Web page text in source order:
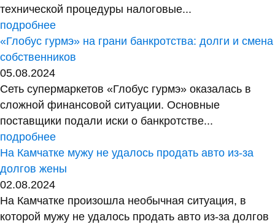
технической процедуры налоговые...
подробнее
«Глобус гурмэ» на грани банкротства: долги и смена
собственников
05.08.2024
Сеть супермаркетов «Глобус гурмэ» оказалась в
сложной финансовой ситуации. Основные
поставщики подали иски о банкротстве...
подробнее
На Камчатке мужу не удалось продать авто из-за
долгов жены
02.08.2024
На Камчатке произошла необычная ситуация, в
которой мужу не удалось продать авто из-за долгов